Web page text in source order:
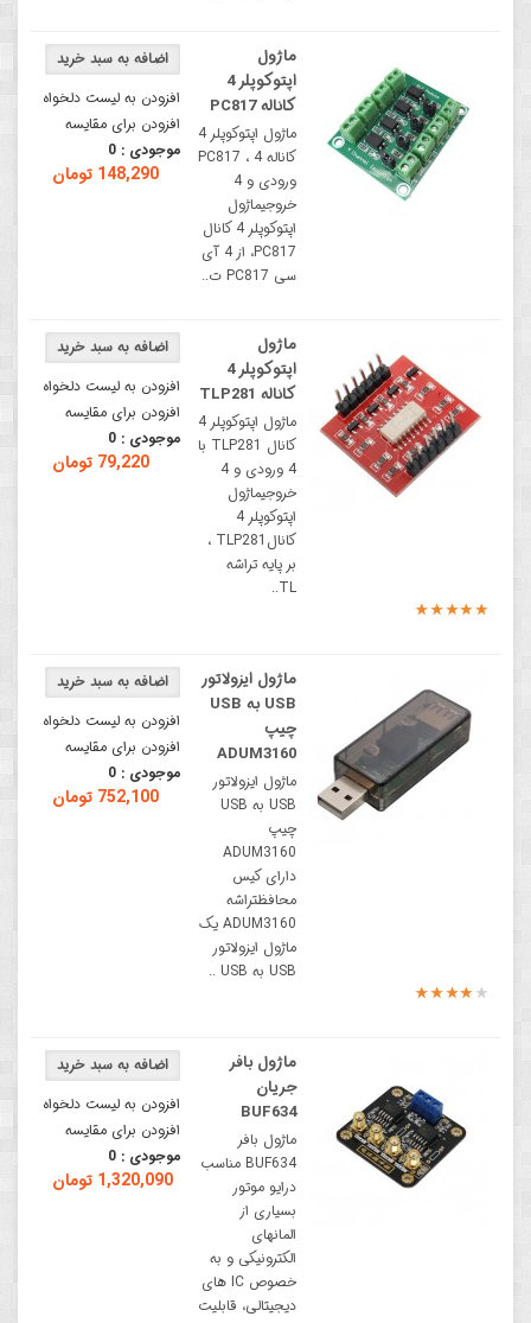
افزودن به لیست دلخواه
افزودن برای مقایسه
موجودی : 0
148,290 تومان
ماژول
اپتوکوپلر 4
کاناله PC817
ماژول اپتوکوپلر 4
کاناله PC817 ، 4
ورودی و 4
خروجیماژول
اپتوکوپلر 4 کانال
PC817، از 4 آی
سی PC817 ت..
افزودن به لیست دلخواه
افزودن برای مقایسه
موجودی : 0
79,220 تومان
ماژول
اپتوکوپلر 4
کاناله TLP281
ماژول اپتوکوپلر 4
کانال TLP281 با
4 ورودی و 4
خروجیماژول
اپتوکوپلر 4
کانالTLP281 ،
بر پایه تراشه
TL..
افزودن به لیست دلخواه
افزودن برای مقایسه
موجودی : 0
752,100 تومان
ماژول ایزولاتور
USB به USB
چیپ
ADUM3160
ماژول ایزولاتور
USB به USB
چیپ
ADUM3160
دارای کیس
محافظتراشه
ADUM3160 یک
ماژول ایزولاتور
USB به USB ..
افزودن به لیست دلخواه
افزودن برای مقایسه
موجودی : 0
1,320,090 تومان
ماژول بافر
جریان
BUF634
ماژول بافر
BUF634 مناسب
درایو موتور
بسیاری از
المانهای
الکترونیکی و به
خصوص IC های
دیجیتالی، قابلیت